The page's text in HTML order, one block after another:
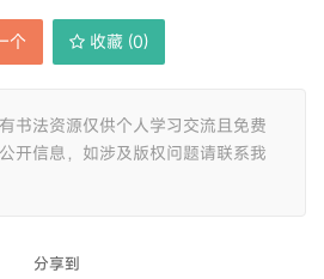
个 收藏 (0)
书法资源仅供个人学习交流且免费
开信息，如涉及版权问题请联系我
分享到